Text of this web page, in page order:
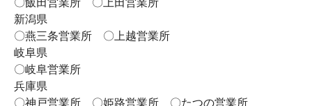
新潟県
〇燕三条営業所 〇上越営業所
岐阜県
〇岐阜営業所
兵庫県
〇神戸営業所 〇姫路営業所 〇たつの営業所